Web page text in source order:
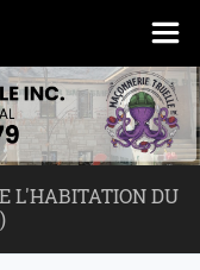
L'HABITATION DU